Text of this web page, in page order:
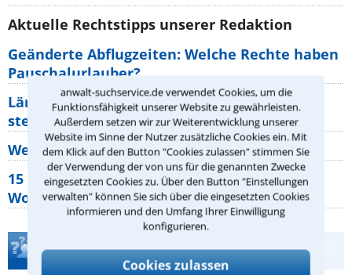
anwalt-suchservice.de verwendet Cookies, um die
Funktionsfähigkeit unserer Website zu gewährleisten.
Außerdem setzen wir zur Weiterentwicklung unserer
Website im Sinne der Nutzer zusätzliche Cookies ein. Mit
dem Klick auf den Button "Cookies zulassen" stimmen Sie
der Verwendung der von uns für die genannten Zwecke
eingesetzten Cookies zu. Über den Button "Einstellungen
verwalten" können Sie sich über die eingesetzten Cookies
informieren und den Umfang Ihrer Einwilligung
konfigurieren.
Cookies zulassen
Aktuelle Rechtstipps unserer Redaktion
Geänderte Abflugzeiten: Welche Rechte haben
Pauschalurlauber?
Lärm von den Nachbarn: Welche Rechte
stehen mir zu?
Wer muss Zweitwohnungssteuer zahlen?
15 elementare Rechte, die jeder
Wohnungseigentümer kennen sollte
Teste Dein Rechtswissen